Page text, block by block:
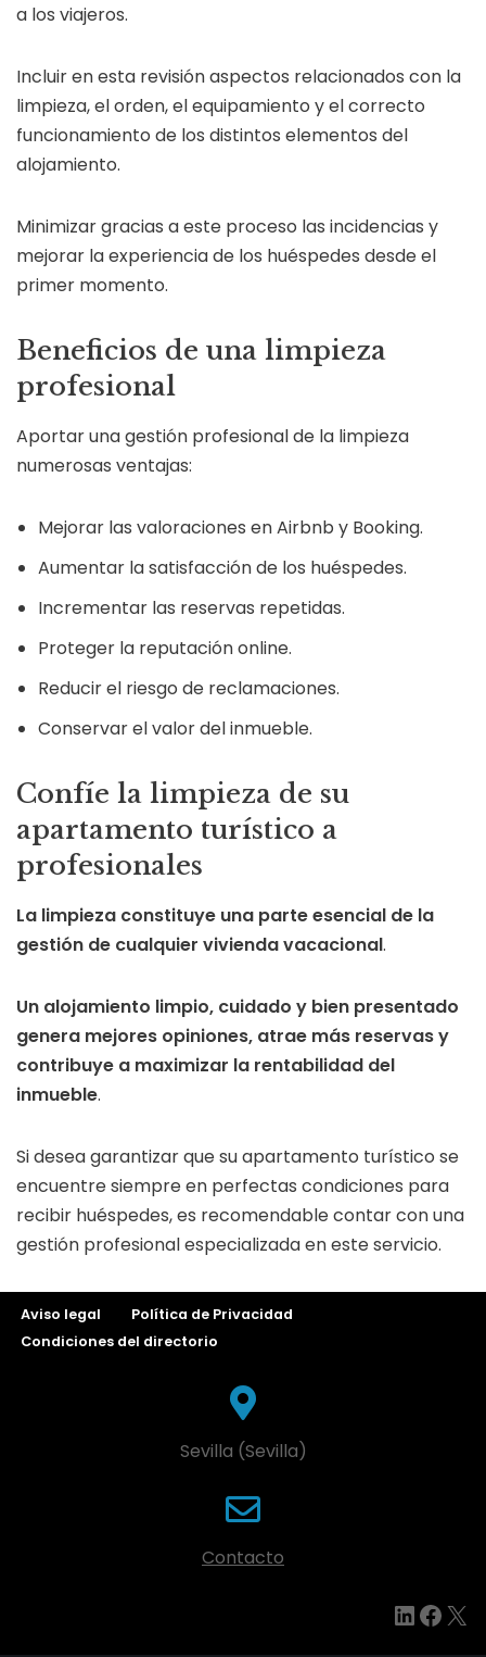
a los viajeros.
Incluir en esta revisión aspectos relacionados con la
limpieza, el orden, el equipamiento y el correcto
funcionamiento de los distintos elementos del
alojamiento.
Minimizar gracias a este proceso las incidencias y
mejorar la experiencia de los huéspedes desde el
primer momento.
Beneficios de una limpieza
profesional
Aportar una gestión profesional de la limpieza
numerosas ventajas:
Mejorar las valoraciones en Airbnb y Booking.
Aumentar la satisfacción de los huéspedes.
Incrementar las reservas repetidas.
Proteger la reputación online.
Reducir el riesgo de reclamaciones.
Conservar el valor del inmueble.
Confíe la limpieza de su
apartamento turístico a
profesionales
La limpieza constituye una parte esencial de la
gestión de cualquier vivienda vacacional.
Un alojamiento limpio, cuidado y bien presentado
genera mejores opiniones, atrae más reservas y
contribuye a maximizar la rentabilidad del
inmueble.
Si desea garantizar que su apartamento turístico se
encuentre siempre en perfectas condiciones para
recibir huéspedes, es recomendable contar con una
gestión profesional especializada en este servicio.
Aviso legal
Política de Privacidad
Condiciones del directorio
Sevilla (Sevilla)
Contacto